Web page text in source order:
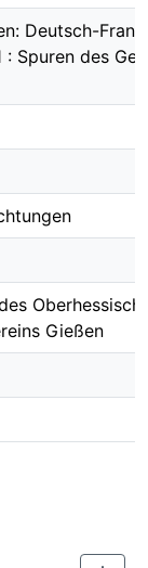
Deutsch-
: Spuren des
Gießen